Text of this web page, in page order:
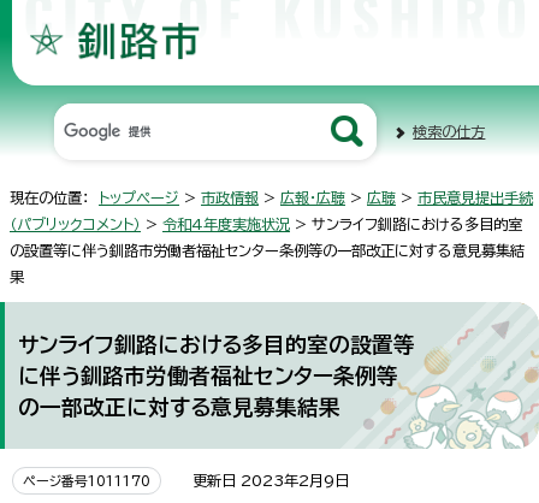
検索の仕方
現在の位置： トップページ > 市政情報 > 広報・広聴 > 広聴 > 市民意見提出手続
（パブリックコメント） > 令和4年度実施状況 > サンライフ釧路における多目的室
の設置等に伴う釧路市労働者福祉センター条例等の一部改正に対する意見募集結
果
サンライフ釧路における多目的室の設置等
に伴う釧路市労働者福祉センター条例等
の一部改正に対する意見募集結果
ページ番号1011170 更新日 2023年2月9日